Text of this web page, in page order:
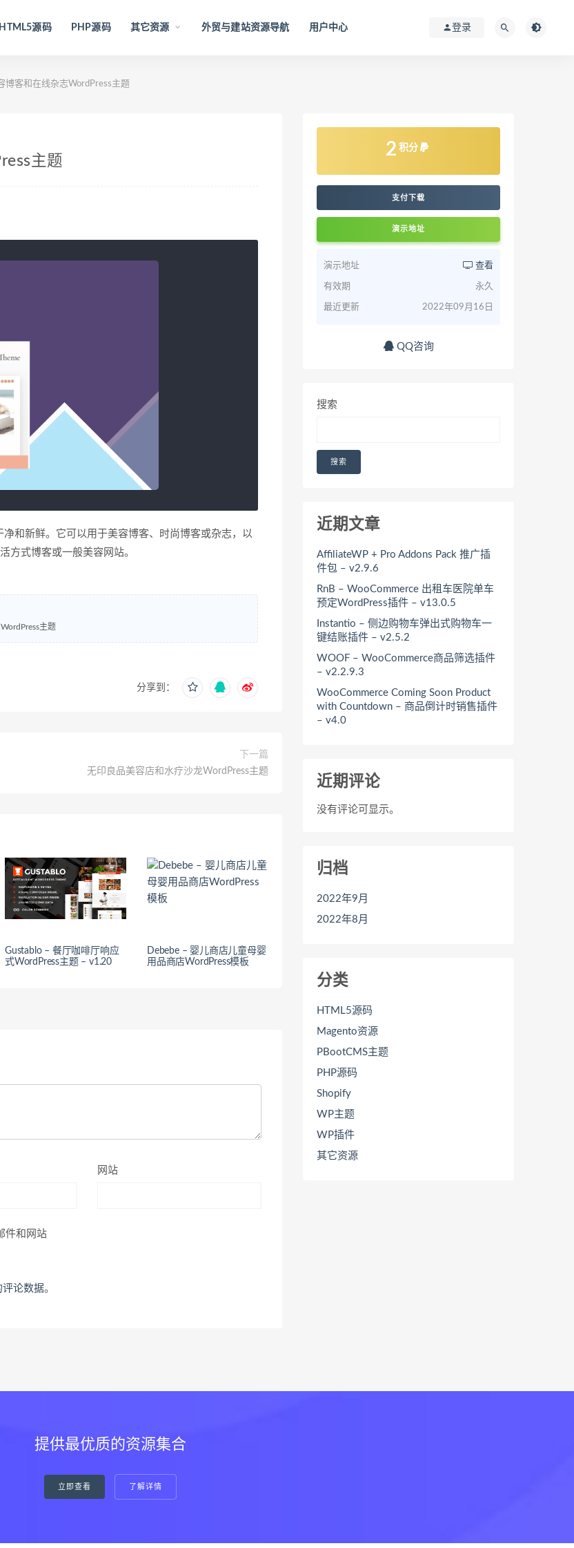
HTML5源码 PHP源码 其它资源 外贸与建站资源导航 用户中心 登录
博客和在线杂志WordPress主题
主题
和新鲜。它可以用于美容博客、时尚博客或杂志，以
方式博客或一般美容网站。
主题
分享到：
下一篇
无印良品美容店和水疗沙龙WordPress主题
Gustablo – 餐厅咖啡厅响应
式WordPress主题 – v1.20
Debebe – 婴儿商店儿童母婴
用品商店WordPress模板
网站
件和网站
评论数据。
2 积分
支付下载
演示地址
演示地址 查看
有效期 永久
最近更新 2022年09月16日
QQ咨询
搜索
搜索
近期文章
AffiliateWP + Pro Addons Pack 推广插
件包 – v2.9.6
RnB – WooCommerce 出租车医院单车
预定WordPress插件 – v13.0.5
Instantio – 侧边购物车弹出式购物车一
键结账插件 – v2.5.2
WOOF – WooCommerce商品筛选插件
– v2.2.9.3
WooCommerce Coming Soon Product
with Countdown – 商品倒计时销售插件
– v4.0
近期评论
没有评论可显示。
归档
2022年9月
2022年8月
分类
HTML5源码
Magento资源
PBootCMS主题
PHP源码
Shopify
WP主题
WP插件
其它资源
提供最优质的资源集合
立即查看 了解详情